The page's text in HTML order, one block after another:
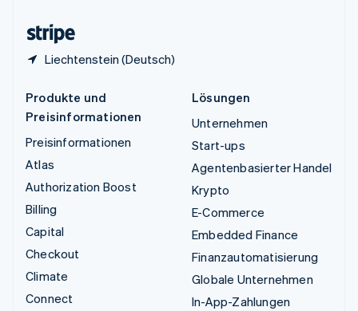
Liechtenstein (Deutsch)
Produkte und
Preisinformationen
Preisinformationen
Atlas
Authorization Boost
Billing
Capital
Checkout
Climate
Connect
Lösungen
Unternehmen
Start-ups
Agentenbasierter Handel
Krypto
E-Commerce
Embedded Finance
Finanzautomatisierung
Globale Unternehmen
In-App-Zahlungen